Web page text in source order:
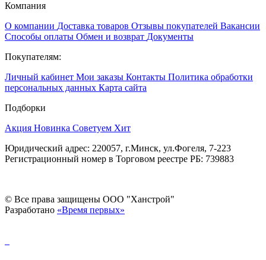
Компания
О компании Доставка товаров Отзывы покупателей Вакансии
Способы оплаты Обмен и возврат Документы
Покупателям:
Личный кабинет Мои заказы Контакты Политика обработки
персональных данных Карта сайта
Подборки
Акция Новинка Советуем Хит
Юридический адрес: 220057, г.Минск, ул.Фогеля, 7-223
Регистрационный номер в Торговом реестре РБ: 739883
© Все права защищены ООО "Ханстрой"
Разработано «Время первых»